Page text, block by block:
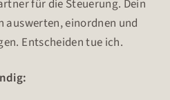
für die Steuerung. Dein
auswerten, einordnen und
Entscheiden tue ich.